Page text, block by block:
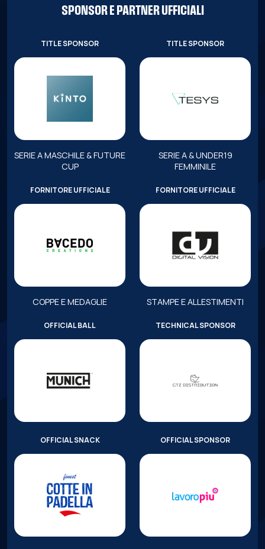
SPONSOR E PARTNER UFFICIALI
TITLE SPONSOR
SERIE A MASCHILE & FUTURE
CUP
TITLE SPONSOR
SERIE A & UNDER19
FEMMINILE
FORNITORE UFFICIALE
COPPE E MEDAGLIE
FORNITORE UFFICIALE
STAMPE E ALLESTIMENTI
OFFICIAL BALL TECHNICAL SPONSOR
OFFICIAL SNACK OFFICIAL SPONSOR